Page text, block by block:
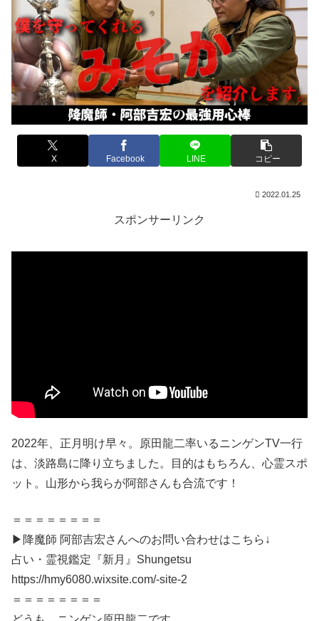
X Facebook LINE コピー
2022.01.25
スポンサーリンク
2022年、正月明け早々。原田龍二率いるニンゲンTV一行
は、淡路島に降り立ちました。目的はもちろん、心霊スポ
ット。山形から我らが阿部さんも合流です！
＝＝＝＝＝＝＝＝
▶降魔師 阿部吉宏さんへのお問い合わせはこちら↓
占い・霊視鑑定『新月』Shungetsu
https://hmy6080.wixsite.com/-site-2
＝＝＝＝＝＝＝＝